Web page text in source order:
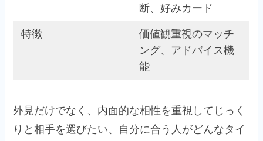
断、好みカード
特徴
価値観重視のマッチ
ング、アドバイス機
能
外見だけでなく、内面的な相性を重視してじっく
りと相手を選びたい、自分に合う人がどんなタイ